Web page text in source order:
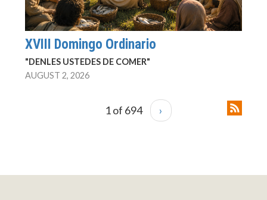
XVIII Domingo Ordinario
"DENLES USTEDES DE COMER"
AUGUST 2, 2026
1 of 694 ›